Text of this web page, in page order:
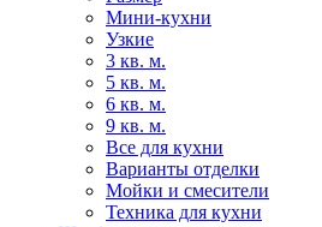
Мини-кухни
Узкие
3 кв. м.
5 кв. м.
6 кв. м.
9 кв. м.
Все для кухни
Варианты отделки
Мойки и смесители
Техника для кухни